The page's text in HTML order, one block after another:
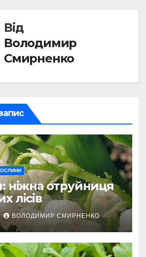
Від
Володимир
Смирненко
ніжна отруйниця
лісів
ВОЛОДИМИР СМИРНЕНКО